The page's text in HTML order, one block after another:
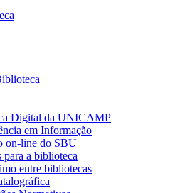
Digital da UNICAMP
em Informação
on-line do SBU
para a biblioteca
entre bibliotecas